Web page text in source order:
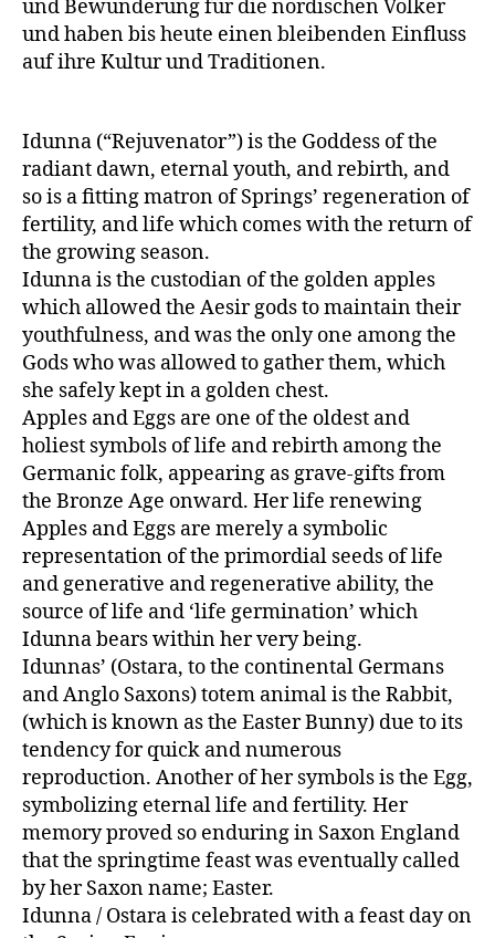
und Bewunderung für die nordischen Völker
und haben bis heute einen bleibenden Einfluss
auf ihre Kultur und Traditionen.
Idunna (“Rejuvenator”) is the Goddess of the
radiant dawn, eternal youth, and rebirth, and
so is a fitting matron of Springs’ regeneration of
fertility, and life which comes with the return of
the growing season.
Idunna is the custodian of the golden apples
which allowed the Aesir gods to maintain their
youthfulness, and was the only one among the
Gods who was allowed to gather them, which
she safely kept in a golden chest.
Apples and Eggs are one of the oldest and
holiest symbols of life and rebirth among the
Germanic folk, appearing as grave-gifts from
the Bronze Age onward. Her life renewing
Apples and Eggs are merely a symbolic
representation of the primordial seeds of life
and generative and regenerative ability, the
source of life and ‘life germination’ which
Idunna bears within her very being.
Idunnas’ (Ostara, to the continental Germans
and Anglo Saxons) totem animal is the Rabbit,
(which is known as the Easter Bunny) due to its
tendency for quick and numerous
reproduction. Another of her symbols is the Egg,
symbolizing eternal life and fertility. Her
memory proved so enduring in Saxon England
that the springtime feast was eventually called
by her Saxon name; Easter.
Idunna / Ostara is celebrated with a feast day on